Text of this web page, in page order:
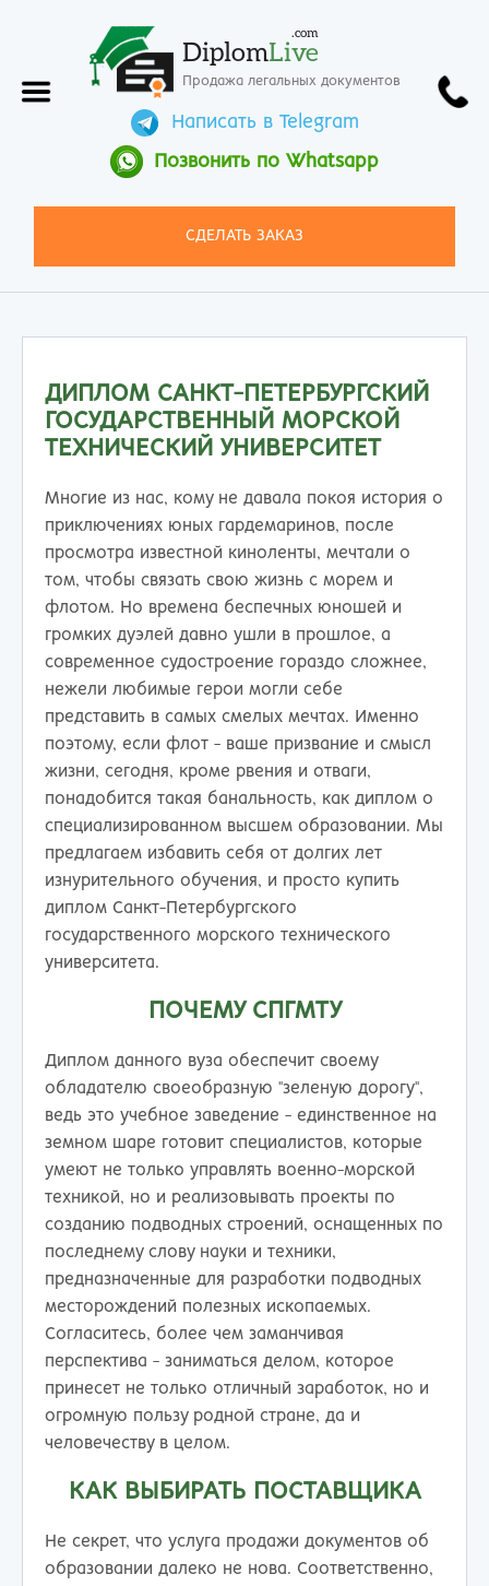
DiplomLive
.com
Продажа легальных документов
Написать в Telegram
Позвонить по Whatsapp
СДЕЛАТЬ ЗАКАЗ
ДИПЛОМ САНКТ-ПЕТЕРБУРГСКИЙ
ГОСУДАРСТВЕННЫЙ МОРСКОЙ
ТЕХНИЧЕСКИЙ УНИВЕРСИТЕТ
Многие из нас, кому не давала покоя история о
приключениях юных гардемаринов, после
просмотра известной киноленты, мечтали о
том, чтобы связать свою жизнь с морем и
флотом. Но времена беспечных юношей и
громких дуэлей давно ушли в прошлое, а
современное судостроение гораздо сложнее,
нежели любимые герои могли себе
представить в самых смелых мечтах. Именно
поэтому, если флот - ваше призвание и смысл
жизни, сегодня, кроме рвения и отваги,
понадобится такая банальность, как диплом о
специализированном высшем образовании. Мы
предлагаем избавить себя от долгих лет
изнурительного обучения, и просто купить
диплом Санкт-Петербургского
государственного морского технического
университета.
ПОЧЕМУ СПГМТУ
Диплом данного вуза обеспечит своему
обладателю своеобразную "зеленую дорогу",
ведь это учебное заведение - единственное на
земном шаре готовит специалистов, которые
умеют не только управлять военно-морской
техникой, но и реализовывать проекты по
созданию подводных строений, оснащенных по
последнему слову науки и техники,
предназначенные для разработки подводных
месторождений полезных ископаемых.
Согласитесь, более чем заманчивая
перспектива - заниматься делом, которое
принесет не только отличный заработок, но и
огромную пользу родной стране, да и
человечеству в целом.
КАК ВЫБИРАТЬ ПОСТАВЩИКА
Не секрет, что услуга продажи документов об
образовании далеко не нова. Соответственно,